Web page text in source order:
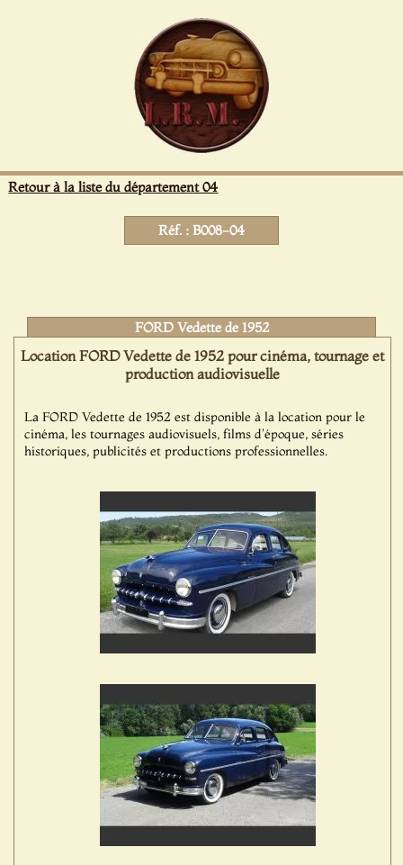
Retour à la liste du département 04
Réf. : B008-04
FORD Vedette de 1952
Location FORD Vedette de 1952 pour cinéma, tournage et
production audiovisuelle
La FORD Vedette de 1952 est disponible à la location pour le
cinéma, les tournages audiovisuels, films d'époque, séries
historiques, publicités et productions professionnelles.